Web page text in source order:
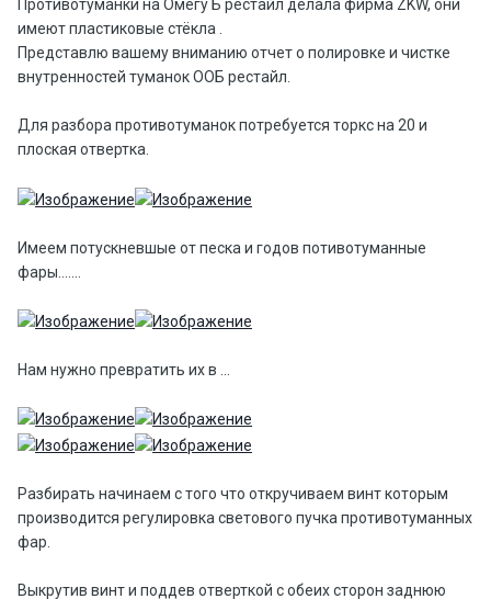
Противотуманки на Омегу Б рестайл делала фирма ZKW, они
имеют пластиковые стёкла .
Представлю вашему вниманию отчет о полировке и чистке
внутренностей туманок ООБ рестайл.
Для разбора противотуманок потребуется торкс на 20 и
плоская отвертка.
Имеем потускневшые от песка и годов потивотуманные
фары.......
Нам нужно превратить их в ...
Разбирать начинаем с того что откручиваем винт которым
производится регулировка светового пучка противотуманных
фар.
Выкрутив винт и поддев отверткой с обеих сторон заднюю